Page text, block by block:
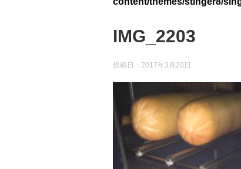
IMG_2203
投稿日： 2017年3月20日